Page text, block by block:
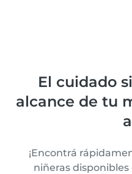
El cuidado
alcance de tu
¡Encontrá
niñeras disponibles